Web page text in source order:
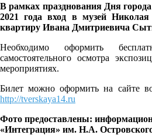
В рамках празднования Дня
2021 года вход в музей
квартиру Ивана Дмитриевича
Необходимо оформить
самостоятельного осмотра
мероприятиях.
Билет можно оформить на сайте
http://tverskaya14.ru
Фото предоставлены:
«Интеграция» им. Н.А.